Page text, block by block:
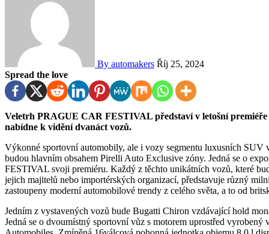
By automakers Říj 25, 2024
Spread the love
Veletrh PRAGUE CAR FESTIVAL představí v letošní premiéře také speciální zónu s názvem Pirelli Auto Exclusive, kde
nabídne k vidění dvanáct vozů.
Výkonné sportovní automobily, ale i vozy segmentu luxusních SUV
budou hlavním obsahem Pirelli Auto Exclusive zóny. Jedná se o
FESTIVAL svoji premiéru. Každý z těchto unikátních vozů, které
jejich majitelů nebo importérských organizací, představuje různý
zastoupeny moderní automobilové trendy z celého světa, a to od
Jedním z vystavených vozů bude Bugatti Chiron vzdávající hold
Jedná se o dvoumístný sportovní vůz s motorem uprostřed